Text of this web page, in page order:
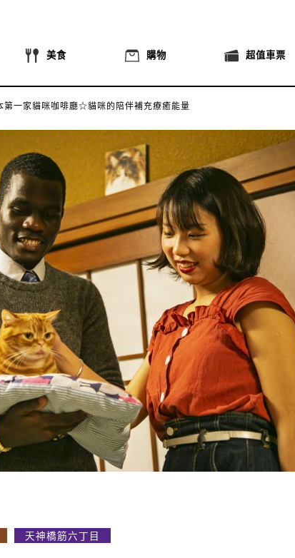
美食 購物 超值車票
一家貓咪咖啡廳☆貓咪的陪伴補充療癒能量
天神橋筋六丁目